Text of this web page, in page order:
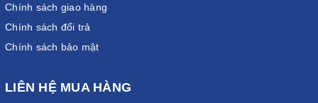
Chính sách giao hàng
Chính sách đổi trả
Chính sách bảo mật
LIÊN HỆ MUA HÀNG